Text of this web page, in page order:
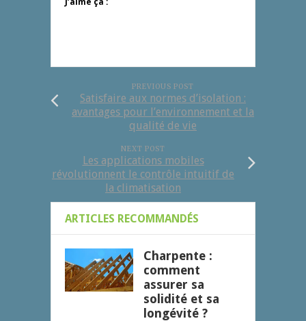
J’aime ça :
PREVIOUS POST
Satisfaire aux normes d’isolation :
avantages pour l’environnement et la
qualité de vie
NEXT POST
Les applications mobiles
révolutionnent le contrôle intuitif de
la climatisation
ARTICLES RECOMMANDÉS
Charpente :
comment
assurer sa
solidité et sa
longévité ?